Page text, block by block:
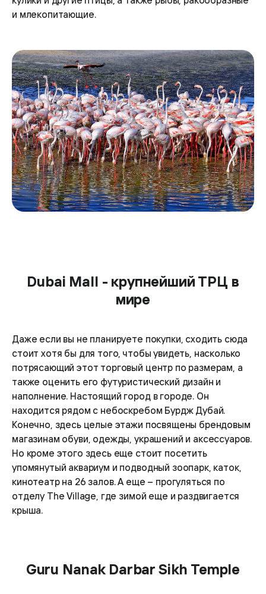
и млекопитающие.
Dubai Mall - крупнейший ТРЦ в
мире
Даже если вы не планируете покупки, сходить сюда
стоит хотя бы для того, чтобы увидеть, насколько
потрясающий этот торговый центр по размерам, а
также оценить его футуристический дизайн и
наполнение. Настоящий город в городе. Он
находится рядом с небоскребом Бурдж Дубай.
Конечно, здесь целые этажи посвящены брендовым
магазинам обуви, одежды, украшений и аксессуаров.
Но кроме этого здесь еще стоит посетить
упомянутый аквариум и подводный зоопарк, каток,
кинотеатр на 26 залов. А еще – прогуляться по
отделу The Village, где зимой еще и раздвигается
крыша.
Guru Nanak Darbar Sikh Temple